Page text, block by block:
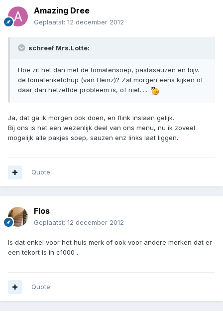
Amazing Dree
Geplaatst: 12 december 2012
schreef Mrs.Lotte:
Hoe zit het dan met de tomatensoep, pastasauzen en bijv.
de tomatenketchup (van Heinz)? Zal morgen eens kijken of
daar dan hetzelfde probleem is, of niet......
Ja, dat ga ik morgen ook doen, en flink inslaan gelijk.
Bij ons is het een wezenlijk deel van ons menu, nu ik zoveel
mogelijk alle pakjes soep, sauzen enz links laat liggen.
Quote
Flos
Geplaatst: 12 december 2012
Is dat enkel voor het huis merk of ook voor andere merken dat er
een tekort is in c1000 .
Quote